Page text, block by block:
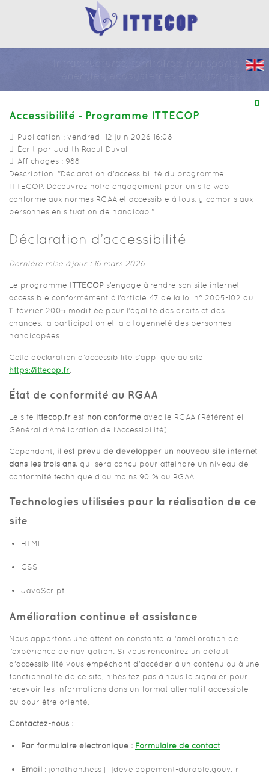
Accessibilité - Programme ITTECOP
Publication : vendredi 12 juin 2026 16:08
Écrit par Judith Raoul-Duval
Affichages : 988
Description: "Déclaration d'accessibilité du programme
ITTECOP. Découvrez notre engagement pour un site web
conforme aux normes RGAA et accessible à tous, y compris aux
personnes en situation de handicap."
Déclaration d’accessibilité
Dernière mise à jour : 16 mars 2026
Le programme ITTECOP s’engage à rendre son site internet
accessible conformément à l’article 47 de la loi n° 2005-102 du
11 février 2005 modifiée pour l’égalité des droits et des
chances, la participation et la citoyenneté des personnes
handicapées.
Cette déclaration d’accessibilité s’applique au site
https://ittecop.fr.
État de conformité au RGAA
Le site ittecop.fr est non conforme avec le RGAA (Référentiel
Général d’Amélioration de l’Accessibilité).
Cependant, il est prévu de développer un nouveau site internet
dans les trois ans, qui sera conçu pour atteindre un niveau de
conformité technique d'au moins 90 % au RGAA.
Technologies utilisées pour la réalisation de ce
site
HTML
CSS
JavaScript
Amélioration continue et assistance
Nous apportons une attention constante à l’amélioration de
l’expérience de navigation. Si vous rencontrez un défaut
d’accessibilité vous empêchant d’accéder à un contenu ou à une
fonctionnalité de ce site, n’hésitez pas à nous le signaler pour
recevoir les informations dans un format alternatif accessible
ou pour être orienté.
Contactez-nous :
Par formulaire électronique : Formulaire de contact
Email : jonathan.hess [ ]developpement-durable.gouv.fr